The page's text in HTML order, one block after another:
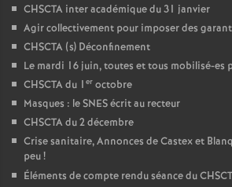
CHSCTA inter académique du 31 janvier
Agir collectivement pour imposer des
CHSCTA (s) Déconfinement
Le mardi 16 juin, toutes et tous mobilisé-es
CHSCTA du 1 er octobre
Masques : le SNES écrit au recteur
CHSCTA du 2 décembre
Crise sanitaire, Annonces de Castex et
peu!
Éléments de compte rendu séance du